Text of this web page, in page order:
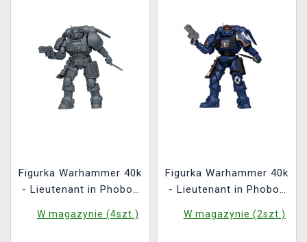
Figurka Warhammer 40k
- Lieutenant in Phobos
(McFarlane)
W magazynie (4szt.)
Figurka Warhammer 40k
- Lieutenant in Phobos
W magazynie (2szt.)